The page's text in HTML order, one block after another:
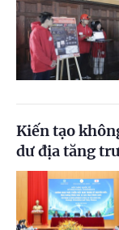
Kiến tạo
dư địa tăng